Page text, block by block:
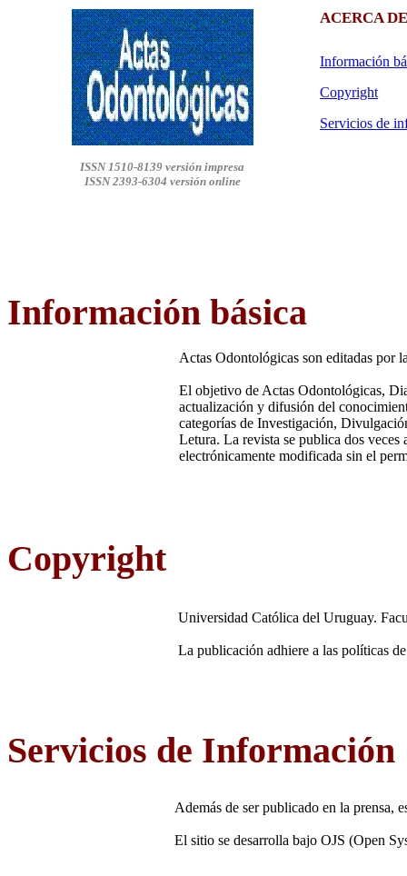
ISSN 1510-8139 versión impresa
ISSN 2393-6304 versión online
ACERCA
Información
Copyright
Servicios de
Información básica
Actas Odontológicas son editadas por
El objetivo de Actas Odontológicas,
actualización y difusión del
categorías de Investigación,
Letura. La revista se publica dos
electrónicamente modificada sin el
Copyright
Universidad Católica del Uruguay.
La publicación adhiere a las políticas
Servicios de Información
Además de ser publicado en la prensa,
El sitio se desarrolla bajo OJS (Open